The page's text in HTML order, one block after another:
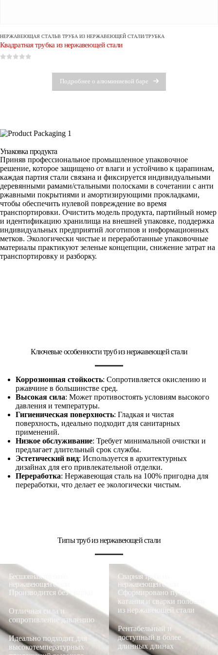
НЕРЖАВЕЮЩАЯ СТАЛЬВ ТРУБА ИЗ НЕРЖАВЕЮЩЕЙ СТАЛИ/ТРУБКА
Квадратная трубка из нержавеющей стали
Подробнее о алюминиевой баре
Упаковка продукта
Приняв профессиональное промышленное упаковочное
решение, которое защищено от влаги и устойчиво к царапинам,
каждая партия стали связана и фиксируется индивидуальными
деревянными рамами/стальными полосками в сочетании с анти
ржавными покрытиями и амортизирующими прокладками,
чтобы обеспечить нулевой повреждение во время
транспортировки. Очистить модель продукта, партийный номер
и идентификацию хранилища на внешней упаковке, поддержка
индивидуальных предприятий логотипов и информационных
метков. Экологически чистые и переработанные упаковочные
материалы практикуют зеленые концепции, снижение затрат на
транспортировку и разборку.
Ключевые особенности труб из нержавеющей стали
Коррозионная стойкость: Сопротивляется окислению и
ржавчине в большинстве сред.
Высокая сила: Может противостоять условиям высокого
давления и температуры.
Гигиеническая поверхность: Гладкая и чистая
поверхность, идеально подходит для санитарных
применений.
Низкое обслуживание: Требует минимальной очистки и
предлагает длительный срок службы.
Эстетический вид: Используется в архитектурных
дизайнах для его привлекательной отделки.
Переработка: Нержавеющая сталь на 100% пригодна для
переработки, что делает ее экологически чистым.
Типы труб из нержавеющей стали
Бесшовная труба из
нержавеющей стали
Производится без сварки
Отличная сила и
сопротивление давлению
Идеально подходит для
высокотемпературных
Сварная труба из
нержавеющей стали
Сформировано путем
катания и сварки полоски
из нержавеющей стали
Рентабельный и
доступный в более
длинных длинах